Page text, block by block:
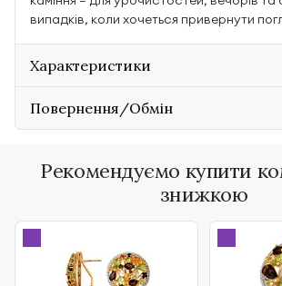
випадків, коли хочеться привернути
Характеристики
Повернення/Обмін
Рекомендуємо купити
знижкою